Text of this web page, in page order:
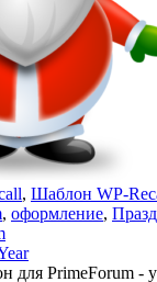
, Шаблон WP-
, оформление,
для PrimeForum -